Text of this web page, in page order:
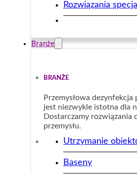
Rozwiązania
Branże
BRANŻE
Przemysłowa
jest niezwykle istotna dla
Dostarczamy rozwiązania
przemysłu.
Utrzymanie
Baseny